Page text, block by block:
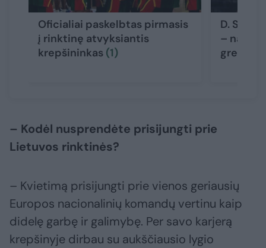
Oficialiai paskelbtas pirmasis
į rinktinę atvyksiantis
krepšininkas (1)
D.
–
gresia
– Kodėl nusprendėte prisijungti prie
Lietuvos rinktinės?
– Kvietimą prisijungti prie vienos geriausių
Europos nacionalinių komandų vertinu kaip
didelę garbę ir galimybę. Per savo karjerą
krepšinyje dirbau su aukščiausio lygio